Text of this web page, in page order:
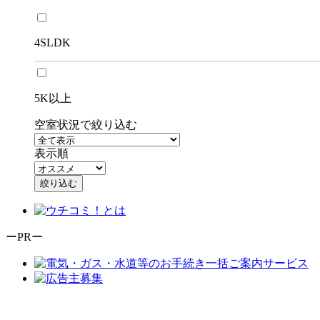
4SLDK
5K以上
空室状況で絞り込む
表示順
絞り込む
ーPRー